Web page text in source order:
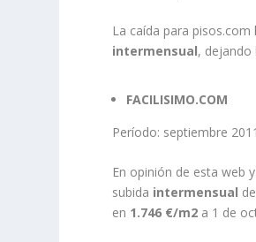
La caída para
intermensual, dejando
FACILISIMO.COM
Período: septiembre
En opinión de esta web
subida intermensual
en 1.746 €/m2 a 1 de